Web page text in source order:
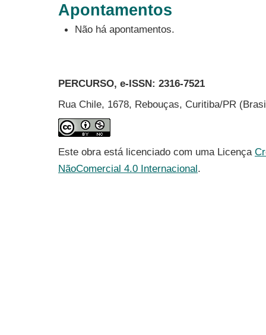
Apontamentos
Não há apontamentos.
PERCURSO, e-ISSN: 2316-7521
Rua Chile, 1678, Rebouças, Curitiba/PR
Este obra está licenciado com uma Licença
NãoComercial 4.0 Internacional.